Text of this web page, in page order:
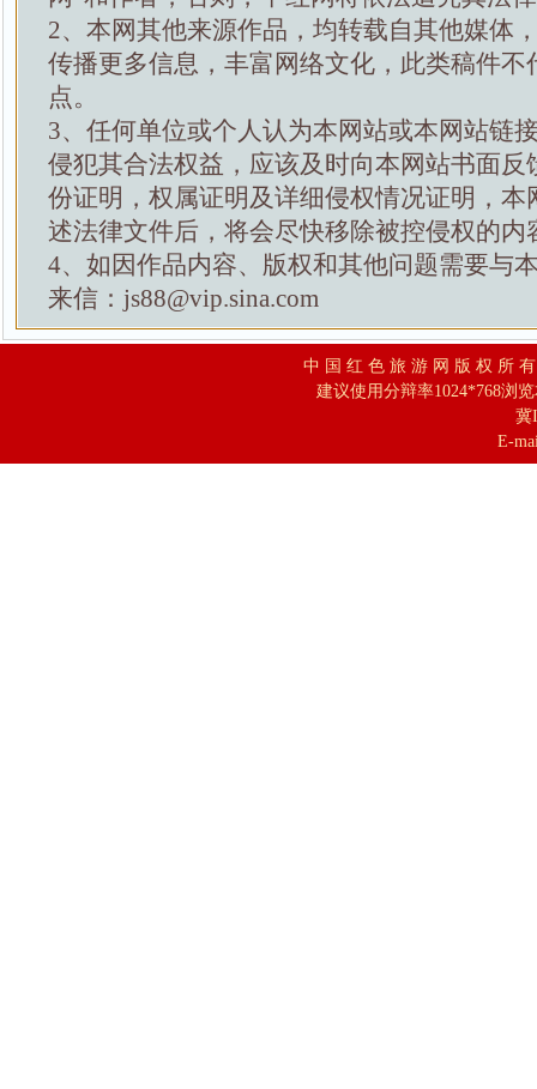
2、本网其他来源作品，均转载自其他媒体
传播更多信息，丰富网络文化，此类稿件不
点。
3、任何单位或个人认为本网站或本网站链
侵犯其合法权益，应该及时向本网站书面反
份证明，权属证明及详细侵权情况证明，本
述法律文件后，将会尽快移除被控侵权的内
4、如因作品内容、版权和其他问题需要与
来信：js88@vip.sina.com
中 国 红 色 旅 游 网 版 权 所
建议使用分辩率1024*768浏
冀
E-